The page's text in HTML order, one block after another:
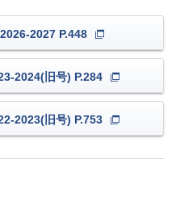
2027 P.448
2024(旧号) P.284
2023(旧号) P.753